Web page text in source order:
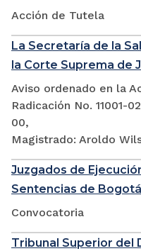
Acción de Tutela
La Secretaría de la
la Corte Suprema de
Aviso ordenado en la
Radicación No. 11001-
00,
Magistrado: Aroldo
Juzgados de
Sentencias de Bogotá
Convocatoria
Tribunal Superior del